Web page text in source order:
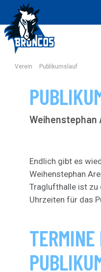
Verein Publikumslauf
Weihenstephan
Endlich gibt es
Weihenstephan
Traglufthalle ist zu
Uhrzeiten für das
TERMINE